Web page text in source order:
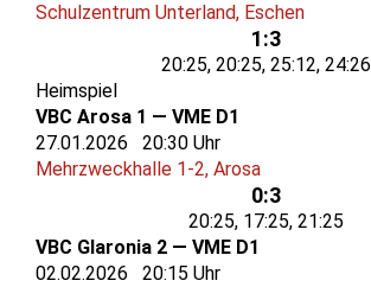
Schulzentrum Unterland, Eschen
1:3
20:25, 20:25, 25:12, 24:26
Heimspiel
VBC Arosa 1 — VME D1
27.01.2026 20:30 Uhr
Mehrzweckhalle 1-2, Arosa
0:3
20:25, 17:25, 21:25
VBC Glaronia 2 — VME D1
02.02.2026 20:15 Uhr